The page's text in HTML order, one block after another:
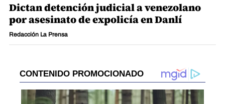
Dictan detención judicial a venezolano
por asesinato de expolicía en Danlí
Redacción La Prensa